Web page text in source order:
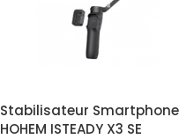
Stabilisateur Smartphone
HOHEM ISTEADY X3 SE